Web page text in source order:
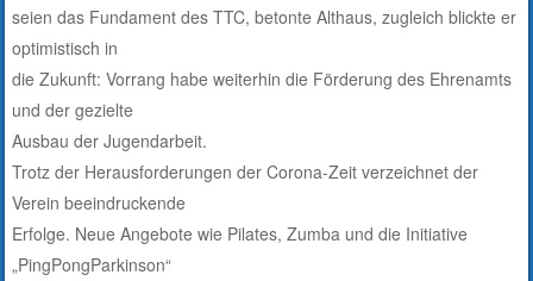
seien das Fundament des TTC, betonte Althaus, zugleich blickte er
optimistisch in
die Zukunft: Vorrang habe weiterhin die Förderung des Ehrenamts
und der gezielte
Ausbau der Jugendarbeit.
Trotz der Herausforderungen der Corona-Zeit verzeichnet der
Verein beeindruckende
Erfolge. Neue Angebote wie Pilates, Zumba und die Initiative
„PingPongParkinson“